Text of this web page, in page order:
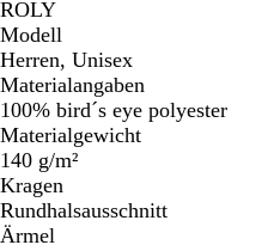
ROLY
Modell
Herren, Unisex
Materialangaben
100% bird´s eye polyester
Materialgewicht
140 g/m²
Kragen
Rundhalsausschnitt
Ärmel